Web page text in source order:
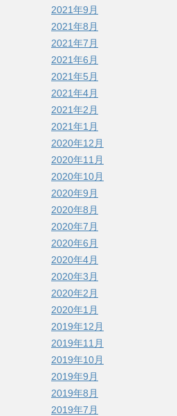
2021年9月
2021年8月
2021年7月
2021年6月
2021年5月
2021年4月
2021年2月
2021年1月
2020年12月
2020年11月
2020年10月
2020年9月
2020年8月
2020年7月
2020年6月
2020年4月
2020年3月
2020年2月
2020年1月
2019年12月
2019年11月
2019年10月
2019年9月
2019年8月
2019年7月